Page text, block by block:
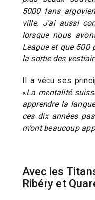
5000 fans
ville. J’ai aussi
lorsque nous
League et que 500
la sortie des
Il a vécu ses
«La mentalité
apprendre la
ces dix années
m’ont beaucoup
Avec les
Ribéry et